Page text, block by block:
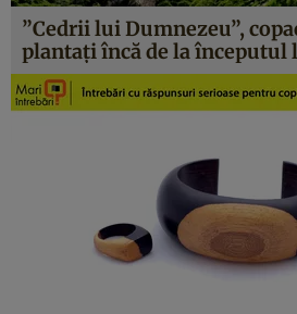
”Cedrii lui Dumnezeu”,
plantaţi încă de la începutul